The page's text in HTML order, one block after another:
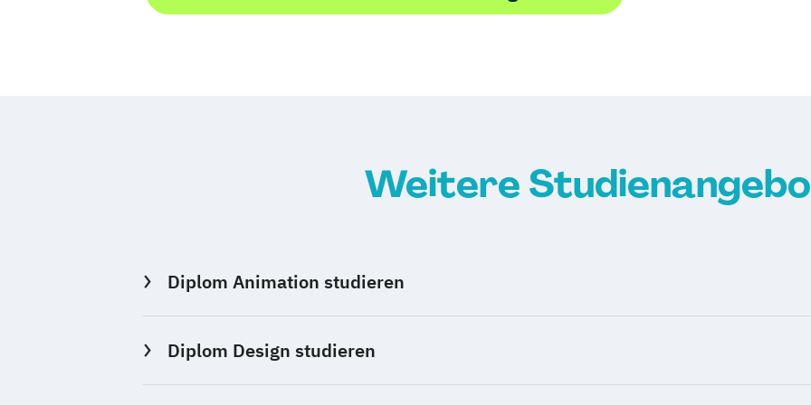
Weitere
Diplom Animation studieren
Diplom Design studieren